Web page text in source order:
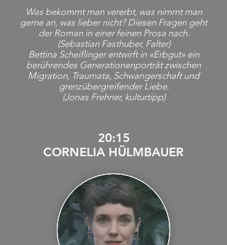
Was bekommt man vererbt, was nimmt man
gerne an, was lieber nicht? Diesen Fragen geht
der Roman in einer feinen Prosa nach.
(Sebastian Fasthuber, Falter)
Bettina Scheiflinger entwirft in «Erbgut» ein
berührendes Generationenporträt zwischen
Migration, Traumata, Schwangerschaft und
grenzübergreifender Liebe.
(Jonas Frehner, kulturtipp)
20:15
CORNELIA HÜLMBAUER